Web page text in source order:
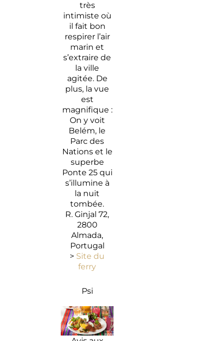
très
intimiste où
il fait bon
respirer l’air
marin et
s’extraire de
la ville
agitée. De
plus, la vue
est
magnifique :
On y voit
Belém, le
Parc des
Nations et le
superbe
Ponte 25 qui
s’illumine à
la nuit
tombée.
R. Ginjal 72,
2800
Almada,
Portugal
> Site du
ferry
Psi